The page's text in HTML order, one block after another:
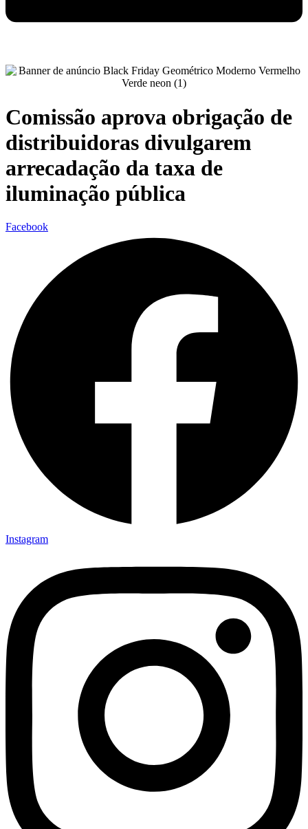
Comissão aprova obrigação de
distribuidoras divulgarem
arrecadação da taxa de
iluminação pública
Facebook
Instagram